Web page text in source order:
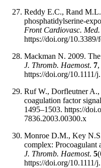
Reddy E.C., Rand
phosphatidylserine-
Front Cardiovasc. Med.
https://doi.org/
Mackman N. 2009.
J. Thromb. Haemost. 7
https://doi.org/10.1111/
Ruf W., Dorfleutner
coagulation factor
1495–1503. https://
7836.2003.00300.x
Monroe D.M., Key
complex: Procoagulant
J. Thromb. Haemost. 5
https://doi.org/10.1111/